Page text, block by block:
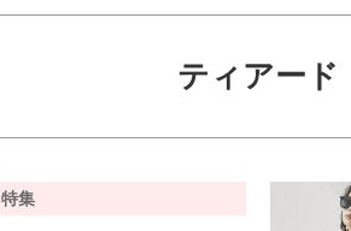
ティアード
特集